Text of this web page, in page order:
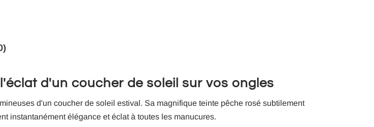
d'un coucher de soleil sur vos ongles
d'un coucher de soleil estival. Sa magnifique teinte pêche rosé subtilement
instantanément élégance et éclat à toutes les manucures.